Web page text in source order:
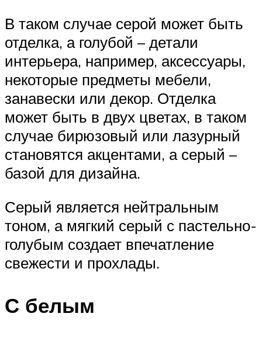
В таком случае серой может быть
отделка, а голубой – детали
интерьера, например, аксессуары,
некоторые предметы мебели,
занавески или декор. Отделка
может быть в двух цветах, в таком
случае бирюзовый или лазурный
становятся акцентами, а серый –
базой для дизайна.
Серый является нейтральным
тоном, а мягкий серый с пастельно-
голубым создает впечатление
свежести и прохлады.
С белым